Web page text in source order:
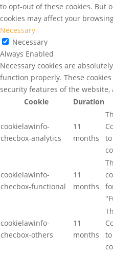
to opt-out of these cookies. But
cookies may affect your
Necessary
Necessary
Always Enabled
Necessary cookies are
function properly. These
security features of the website,
Cookie
Duration
cookielawinfo-
checbox-analytics
11
months
cookielawinfo-
checbox-functional
11
months
cookielawinfo-
checbox-others
11
months